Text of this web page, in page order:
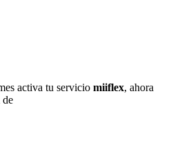
activa tu servicio miiflex, ahora
de